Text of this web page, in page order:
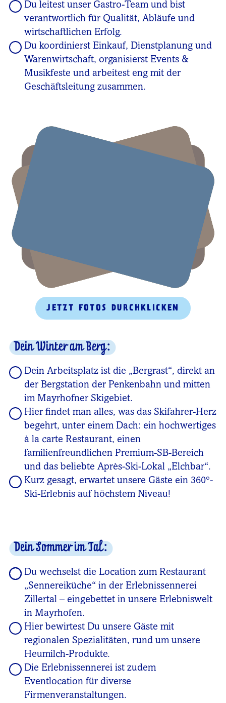
Du leitest unser Gastro-Team und bist
verantwortlich für Qualität, Abläufe und
wirtschaftlichen Erfolg.
Du koordinierst Einkauf, Dienstplanung und
Warenwirtschaft, organisierst Events &
Musikfeste und arbeitest eng mit der
Geschäftsleitung zusammen.
JETZT FOTOS DURCHKLICKEN
Dein Winter am Berg:
Dein Arbeitsplatz ist die „Bergrast“, direkt an
der Bergstation der Penkenbahn und mitten
im Mayrhofner Skigebiet.
Hier findet man alles, was das Skifahrer-Herz
begehrt, unter einem Dach: ein hochwertiges
à la carte Restaurant, einen
familienfreundlichen Premium-SB-Bereich
und das beliebte Après-Ski-Lokal „Elchbar“.
Kurz gesagt, erwartet unsere Gäste ein 360°-
Ski-Erlebnis auf höchstem Niveau!
Dein Sommer im Tal:
Du wechselst die Location zum Restaurant
„Sennereiküche“ in der Erlebnissennerei
Zillertal – eingebettet in unsere Erlebniswelt
in Mayrhofen.
Hier bewirtest Du unsere Gäste mit
regionalen Spezialitäten, rund um unsere
Heumilch-Produkte.
Die Erlebnissennerei ist zudem
Eventlocation für diverse
Firmenveranstaltungen.